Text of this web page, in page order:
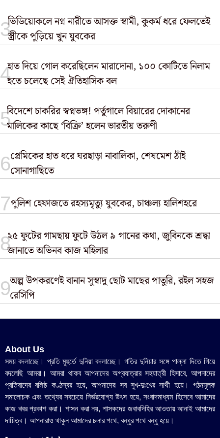
ভিডিয়োকলে নগ্ন নারীতে আসক্ত স্বামী, কুকর্ম ধরে ফেলতেই
স্ত্রীকে পুড়িয়ে খুন যুবকের
হাত দিয়ে গোল করেছিলেন মারাদোনা, ১০০ কোটিতে নিলাম
হতে চলেছে সেই ঐতিহাসিক বল
বিদেশে চাকরির স্বপ্নভঙ্গ! পর্তুগালে বিয়ারের দোকানের
মালিকের কাছে ‘বিক্রি’ হলেন ভারতীয় তরুণী
প্রেমিকের হাত ধরে ঘরছাড়া নাবালিকা, শেষমেশ ঠাঁই
সোনাগাছিতে
পুলিশ হেফাজতে রহস্যমৃত্যু যুবকের, চাঞ্চল্য হালিশহরে
২৫ ফুটের গামছায় ফুটে উঠল ৯ গানের কথা, জুবিনকে শ্রদ্ধা
জানাতে অভিনব কাজ মহিলার
অল্প উপকরণেই বানান সুস্বাদু ছোট মাছের পাতুরি, রইল সহজ
রেসিপি
About Us
সময় বদলাচ্ছে। প্রতি মুহুর্তে দুনিয়া বদলাচ্ছে। গতির দুনিয়ার সঙ্গে পাল্লা দিতে গিয়ে
বদলেছি আমরা। আমরা থাকব আপনাদের অগ্রযাত্রার সহযাত্রী হিসাবে, আপনাদের
প্রতিবাদের বলিষ্ঠ কণ্ঠস্বর হয়ে, আপনাদের সব সুখ-দুঃখের সাথী হয়ে। গঠনমূলক
সমালোচক এবং তথ্যের সবচেয়ে নির্ভরযোগ্য উ‍ৎস হয়ে, সংবাদমাধ্যম হিসেবে আমাদের
কাজ খবর প্রকাশ করা। শাসন করা নয়, শাসকদের জবাবদিহির আওতায় আনাই আমাদের
দায়িত্ব। আপনারাও থাকুন আমাদের চলার পথে, বন্ধুর পথে বন্ধু হয়ে।